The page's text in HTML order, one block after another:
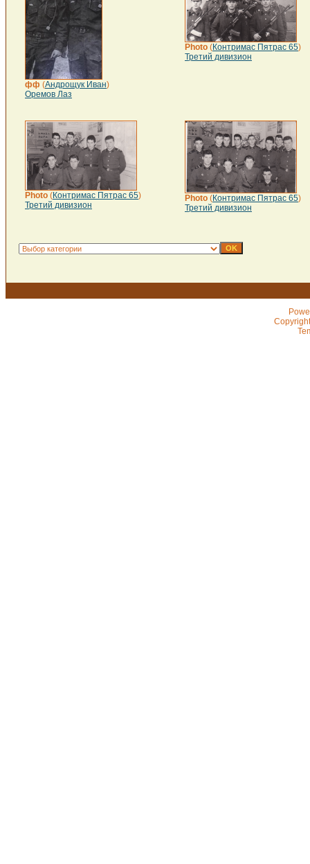
фф (Андрощук Иван)
Оремов Лаз
Photo (Контримас Пятрас 65)
Третий дивизион
Photo (Контримас Пятрас 65)
Третий дивизион
Photo (Контримас Пятрас 65)
Третий дивизион